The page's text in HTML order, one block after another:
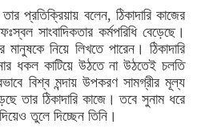
প্রতিক্রিয়ায় বলেন, ঠিকাদারি কাজের
সাংবাদিকতার কর্মপরিধি বেড়েছে।
নিয়ে লিখতে পারেন। ঠিকাদারি
ধকল কাটিয়ে উঠতে না উঠতেই চলতি
বিশ্ব মন্দায় উপকরণ সামগ্রীর মূল্য
তার ঠিকাদারি কাজে। তবে সুনাম ধরে
তুলে দিচ্ছেন তিনি।